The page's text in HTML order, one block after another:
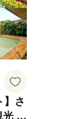
】さ
デ